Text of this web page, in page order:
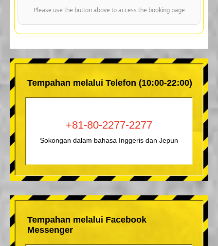
Please use the button above to access the booking page
Tempahan melalui Telefon (10:00-22:00)
+81-80-2277-2277
Sokongan dalam bahasa Inggeris dan Jepun
Tempahan melalui Facebook
Messenger